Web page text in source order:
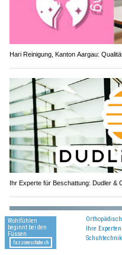
Hari Reinigung, Kanton Aargau:
Ihr Experte für Beschattung: Dudler &